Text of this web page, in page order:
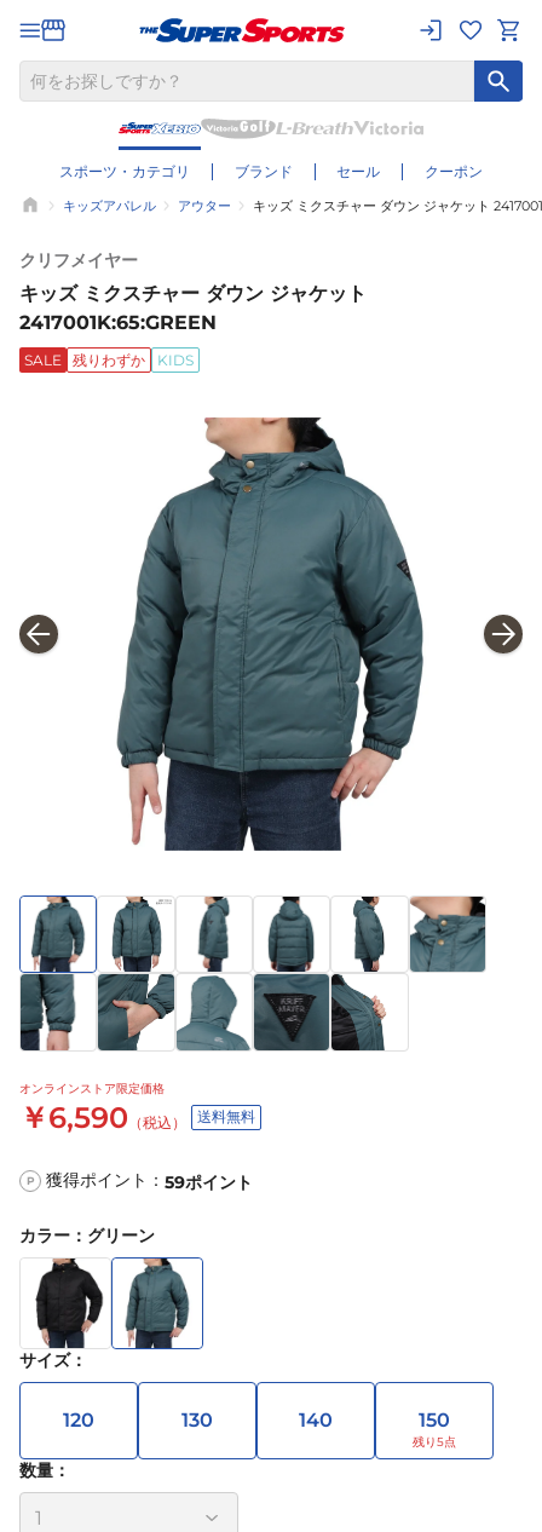
スポーツ・カテゴリ ブランド セール クーポン
キッズアパレル アウター キッズ ミクスチャー ダウン ジャケット
クリフメイヤー
キッズ ミクスチャー ダウン ジャケット
2417001K:65:GREEN
SALE 残りわずか KIDS
オンラインストア限定価格
￥6,590 （税込） 送料無料
P 獲得ポイント： 59ポイント
カラー ： グリーン
サイズ：
120 130 140 150
数量：